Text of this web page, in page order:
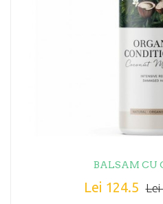
BALSAM CU
Lei 124.5